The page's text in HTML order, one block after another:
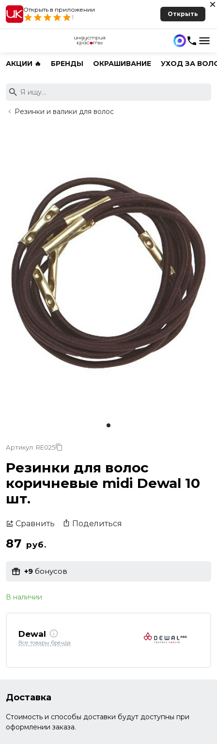
Открыть в приложении
1
Открыть
АКЦИИ 🔥 БРЕНДЫ ОКРАШИВАНИЕ УХОД ЗА
Резинки и валики для волос
Артикул: RE025
Резинки для волос
коричневые midi Dewal 10
шт.
Сравнить Поделиться
87 руб.
+9 бонусов
В наличии
Dewal
Все товары бренда
Доставка
Стоимость и способы доставки будут доступны при
оформлении заказа.